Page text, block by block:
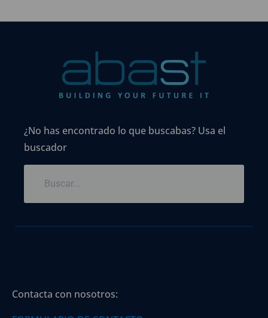
¿No has encontrado lo que buscabas? Usa el
buscador
Contacta con nosotros: